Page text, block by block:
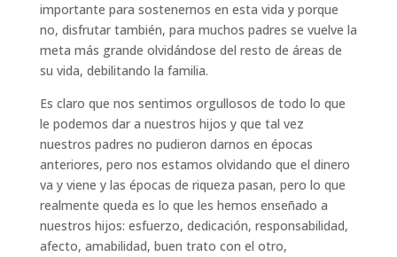
importante para sostenernos en esta vida y porque
no, disfrutar también, para muchos padres se vuelve la
meta más grande olvidándose del resto de áreas de
su vida, debilitando la familia.
Es claro que nos sentimos orgullosos de todo lo que
le podemos dar a nuestros hijos y que tal vez
nuestros padres no pudieron darnos en épocas
anteriores, pero nos estamos olvidando que el dinero
va y viene y las épocas de riqueza pasan, pero lo que
realmente queda es lo que les hemos enseñado a
nuestros hijos: esfuerzo, dedicación, responsabilidad,
afecto, amabilidad, buen trato con el otro,